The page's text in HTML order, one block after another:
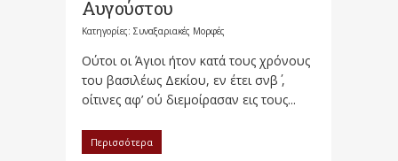
Αυγούστου
Κατηγορίες: Συναξαριακές Μορφές
Oύτοι οι Άγιοι ήτον κατά τους χρόνους
του βασιλέως Δεκίου, εν έτει σνβ΄ ,
οίτινες αφ’ ού διεμοίρασαν εις τους...
Περισσότερα